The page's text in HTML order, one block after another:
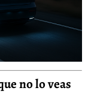
no lo veas